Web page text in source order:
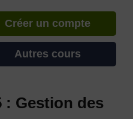
Créer un compte
Autres cours
: Gestion des